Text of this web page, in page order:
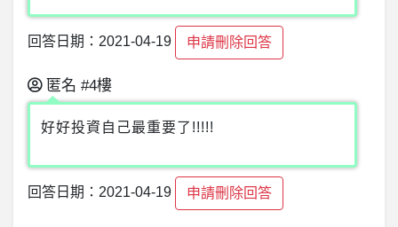
回答日期：2021-04-19 申請刪除回答
匿名 #4樓
好好投資自己最重要了!!!!!
回答日期：2021-04-19 申請刪除回答